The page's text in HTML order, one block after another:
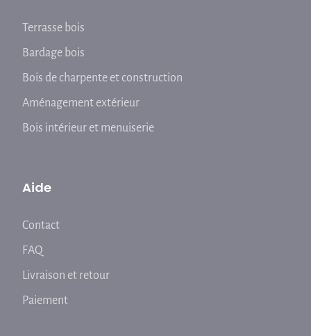
Terrasse bois
Bardage bois
Bois de charpente et construction
Aménagement extérieur
Bois intérieur et menuiserie
Aide
Contact
FAQ
Livraison et retour
Paiement